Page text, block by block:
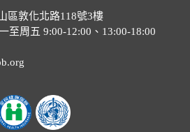
區敦化北路118號3樓
至周五 9:00-12:00、13:00-18:00